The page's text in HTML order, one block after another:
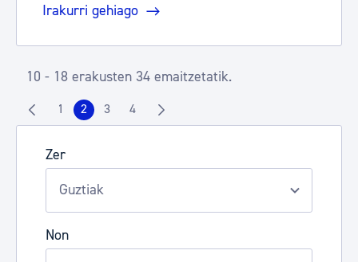
Zer
Non
Irakurri gehiago
10 - 18 erakusten 34 emaitzetatik.
Orrialdea
1 Orrialdea
2 Orrialdea
3 Orrialdea
4